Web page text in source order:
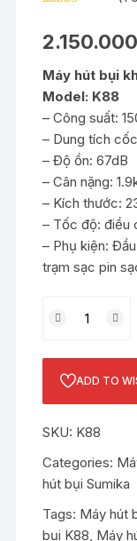
based on
rating
2.150.000
Máy hút bụi
Model: K88
– Công suất:
– Dung tích
– Độ ồn: 67dB
– Cân nặng:
– Kích thước:
– Tốc độ: điều
– Phụ kiện:
trạm sạc pin
hút
cầm
dây
Sumika
K88
ADD TO
SKU: K88
Categories:
hút bụi Sumika
Tags: Máy hút
bụi K88, Máy